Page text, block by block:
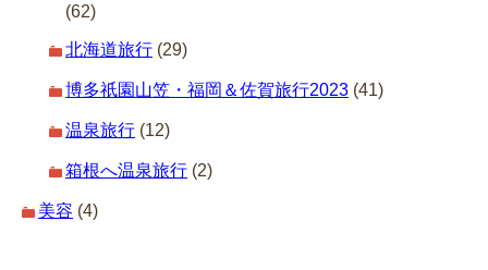
(62)
北海道旅行 (29)
博多祇園山笠・福岡＆佐賀旅行2023 (41)
温泉旅行 (12)
箱根へ温泉旅行 (2)
美容 (4)